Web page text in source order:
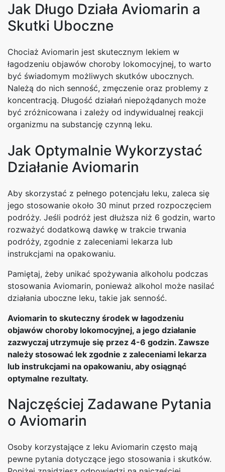
Jak Długo Działa Aviomarin a
Skutki Uboczne
Chociaż Aviomarin jest skutecznym lekiem w
łagodzeniu objawów choroby lokomocyjnej, to warto
być świadomym możliwych skutków ubocznych.
Należą do nich senność, zmęczenie oraz problemy z
koncentracją. Długość działań niepożądanych może
być zróżnicowana i zależy od indywidualnej reakcji
organizmu na substancję czynną leku.
Jak Optymalnie Wykorzystać
Działanie Aviomarin
Aby skorzystać z pełnego potencjału leku, zaleca się
jego stosowanie około 30 minut przed rozpoczęciem
podróży. Jeśli podróż jest dłuższa niż 6 godzin, warto
rozważyć dodatkową dawkę w trakcie trwania
podróży, zgodnie z zaleceniami lekarza lub
instrukcjami na opakowaniu.
Pamiętaj, żeby unikać spożywania alkoholu podczas
stosowania Aviomarin, ponieważ alkohol może nasilać
działania uboczne leku, takie jak senność.
Aviomarin to skuteczny środek w łagodzeniu
objawów choroby lokomocyjnej, a jego działanie
zazwyczaj utrzymuje się przez 4-6 godzin. Zawsze
należy stosować lek zgodnie z zaleceniami lekarza
lub instrukcjami na opakowaniu, aby osiągnąć
optymalne rezultaty.
Najczęściej Zadawane Pytania
o Aviomarin
Osoby korzystające z leku Aviomarin często mają
pewne pytania dotyczące jego stosowania i skutków.